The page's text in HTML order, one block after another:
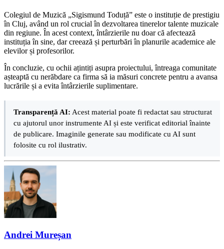
Colegiul de Muzică „Sigismund Toduță” este o instituție de prestigiu
în Cluj, având un rol crucial în dezvoltarea tinerelor talente muzicale
din regiune. În acest context, întârzierile nu doar că afectează
instituția în sine, dar creează și perturbări în planurile academice ale
elevilor și profesorilor.
În concluzie, cu ochii ațintiți asupra proiectului, întreaga comunitate
așteaptă cu nerăbdare ca firma să ia măsuri concrete pentru a avansa
lucrările și a evita întârzierile suplimentare.
Transparență AI: Acest material poate fi redactat sau structurat
cu ajutorul unor instrumente AI și este verificat editorial înainte
de publicare. Imaginile generate sau modificate cu AI sunt
folosite cu rol ilustrativ.
Andrei Mureșan